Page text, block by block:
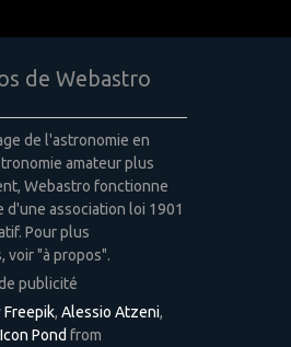
de Webastro
de l'astronomie en
amateur plus
Webastro fonctionne
d'une association loi 1901
Pour plus
voir "à propos".
publicité
Freepik, Alessio Atzeni,
Icon Pond from